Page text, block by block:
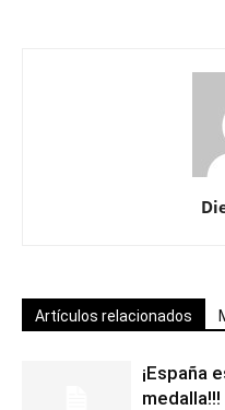
Artículos relacionados
¡España